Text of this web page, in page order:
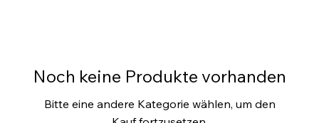
Noch keine Produkte vorhanden
Bitte eine andere Kategorie wählen, um den